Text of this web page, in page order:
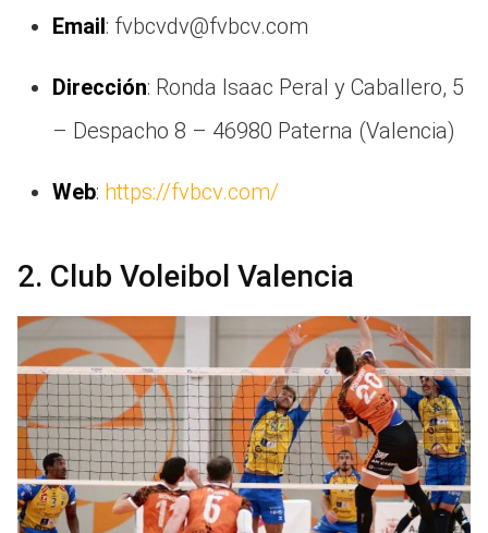
Email: fvbcvdv@fvbcv.com
Dirección: Ronda Isaac Peral y Caballero, 5
– Despacho 8 – 46980 Paterna (Valencia)
Web: https://fvbcv.com/
2. Club Voleibol Valencia